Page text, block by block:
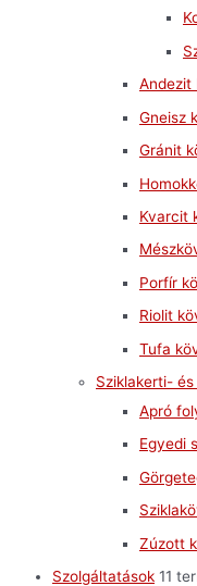
Andezit
Gneisz
Gránit
Kvarcit
Porfír
Riolit
Tufa
Sziklakerti-
Apró
Egyedi
Zúzott
Szolgáltatások 11